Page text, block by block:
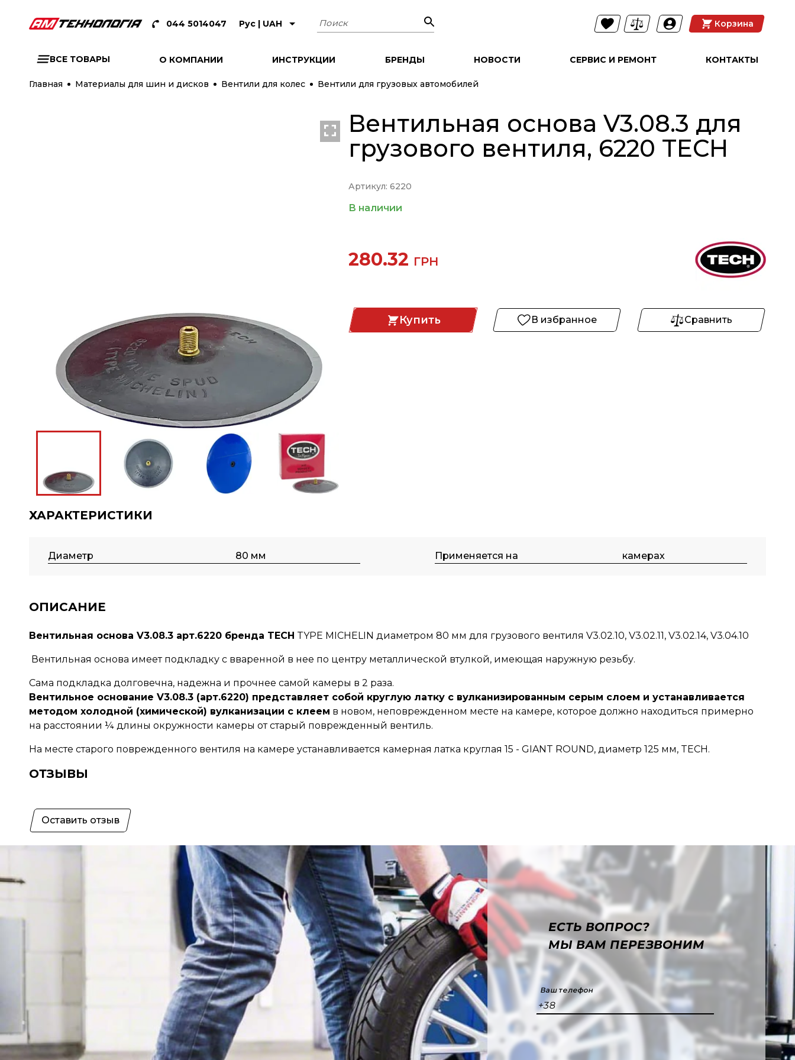
044 5014047 Рус | UAH Поиск Корзина
ВСЕ ТОВАРЫ О КОМПАНИИ ИНСТРУКЦИИ БРЕНДЫ НОВОСТИ СЕРВИС И РЕМОНТ КОНТАКТЫ
Главная Материалы для шин и дисков Вентили для колес Вентили для грузовых автомобилей
Вентильная основа V3.08.3 для
грузового вентиля, 6220 TECH
Артикул: 6220
В наличии
280.32 ГРН
Купить В избранное Сравнить
ХАРАКТЕРИСТИКИ
Диаметр 80 мм Применяется на камерах
ОПИСАНИЕ
Вентильная основа V3.08.3 арт.6220 бренда TECH TYPE MICHELIN диаметром 80 мм для грузового вентиля V3.02.10, V3.02.11, V3.02.14, V3.04.10
Вентильная основа имеет подкладку с вваренной в нее по центру металлической втулкой, имеющая наружную резьбу.
Сама подкладка долговечна, надежна и прочнее самой камеры в 2 раза.
Вентильное основание V3.08.3 (арт.6220) представляет собой круглую латку с вулканизированным серым слоем и устанавливается
методом холодной (химической) вулканизации с клеем в новом, неповрежденном месте на камере, которое должно находиться примерно
на расстоянии ¼ длины окружности камеры от старый поврежденный вентиль.
На месте старого поврежденного вентиля на камере устанавливается камерная латка круглая 15 - GIANT ROUND, диаметр 125 мм, TECH.
ОТЗЫВЫ
Оставить отзыв
ЕСТЬ ВОПРОС?
МЫ ВАМ ПЕРЕЗВОНИМ
Ваш телефон
+38